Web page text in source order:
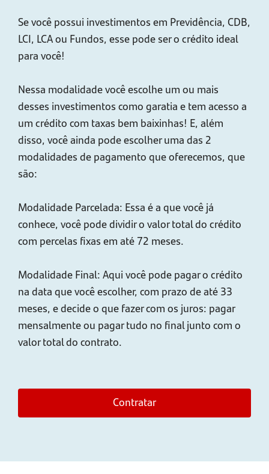
Se você possui investimentos em Previdência, CDB,
LCI, LCA ou Fundos, esse pode ser o crédito ideal
para você!
Nessa modalidade você escolhe um ou mais
desses investimentos como garatia e tem acesso a
um crédito com taxas bem baixinhas! E, além
disso, você ainda pode escolher uma das 2
modalidades de pagamento que oferecemos, que
são:
Modalidade Parcelada: Essa é a que você já
conhece, você pode dividir o valor total do crédito
com percelas fixas em até 72 meses.
Modalidade Final: Aqui você pode pagar o crédito
na data que você escolher, com prazo de até 33
meses, e decide o que fazer com os juros: pagar
mensalmente ou pagar tudo no final junto com o
valor total do contrato.
Contratar